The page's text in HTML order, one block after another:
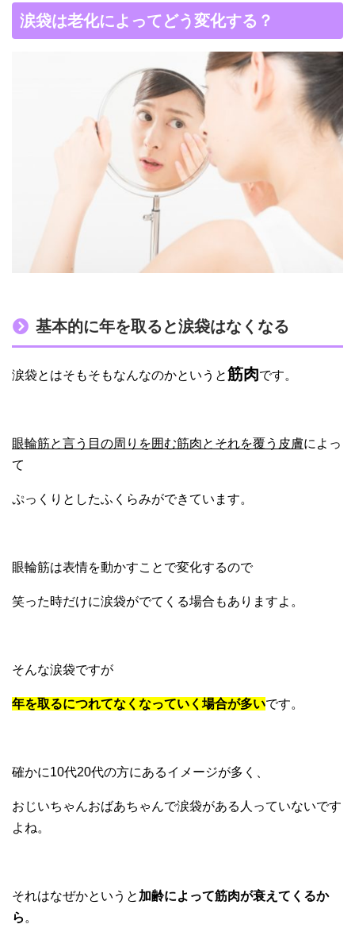
涙袋は老化によってどう変化する？
基本的に年を取ると涙袋はなくなる
涙袋とはそもそもなんなのかというと筋肉です。
眼輪筋と言う目の周りを囲む筋肉とそれを覆う皮膚によっ
て
ぷっくりとしたふくらみができています。
眼輪筋は表情を動かすことで変化するので
笑った時だけに涙袋がでてくる場合もありますよ。
そんな涙袋ですが
年を取るにつれてなくなっていく場合が多いです。
確かに10代20代の方にあるイメージが多く、
おじいちゃんおばあちゃんで涙袋がある人っていないです
よね。
それはなぜかというと 加齢によって筋肉が衰えてくるか
ら 。